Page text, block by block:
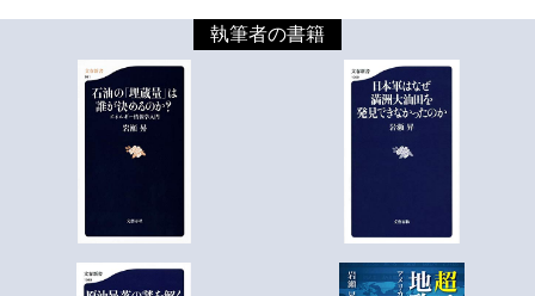
執筆者の書籍